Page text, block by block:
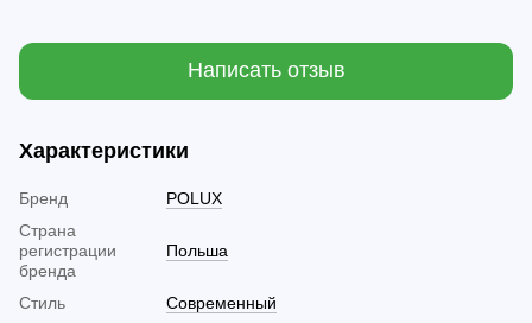
Написать отзыв
Характеристики
Бренд
POLUX
Страна
регистрации
бренда
Польша
Стиль
Современный